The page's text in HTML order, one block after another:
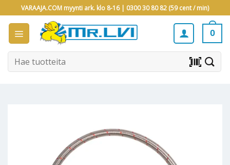
to
content
VARAAJA.COM myynti ark. klo 8-16 | 0300 30 80 82 (59 cent / min)
0
Etsi: barcode_scanner